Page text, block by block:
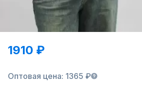
1910 ₽
Оптовая цена: 1365 ₽